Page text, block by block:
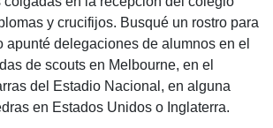
y crucifijos. Busqué un rostro para
apunté delegaciones de alumnos en el
de scouts en Melbourne, en el
del Estadio Nacional, en alguna
en Estados Unidos o Inglaterra.